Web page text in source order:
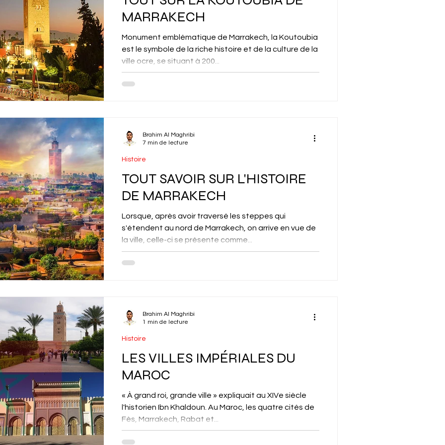
MARRAKECH
Monument emblématique de Marrakech, la Koutoubia
est le symbole de la riche histoire et de la culture de la
ville ocre, se situant à 200...
TOUT SAVOIR SUR L'HISTOIRE
DE MARRAKECH
Lorsque, après avoir traversé les steppes qui
s'étendent au nord de Marrakech, on arrive en vue de
la ville, celle-ci se présente comme...
Histoire
Brahim Al Maghribi
7 min de lecture
LES VILLES IMPÉRIALES DU
MAROC
« À grand roi, grande ville » expliquait au XIVe siècle
l'historien Ibn Khaldoun. Au Maroc, les quatre cités de
Fès, Marrakech, Rabat et...
Histoire
Brahim Al Maghribi
1 min de lecture